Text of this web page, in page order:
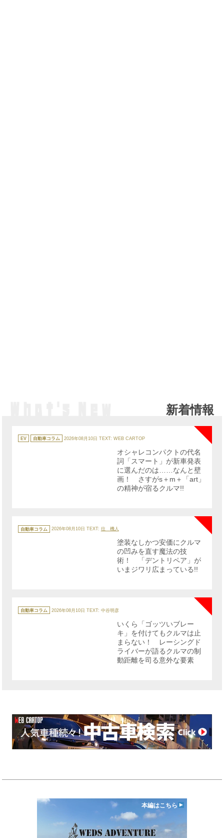
新着情報
テ
ゴ
EV 自動車コラム 2026年08月10日 TEXT: WEB CARTOP
NEW
オシャレコンパクトの代名
詞「スマート」が新車発表
に選んだのは……なんと壁
画！ さすがs＋m＋「art」
の精神が宿るクルマ!!
テ
ゴ
自動車コラム 2026年08月10日 TEXT: 往 機人
塗装なしかつ安価にクルマ
の凹みを直す魔法の技
術！ 「デントリペア」が
いまジワリ広まっている!!
テ
ゴ
自動車コラム 2026年08月10日 TEXT: 中谷明彦
いくら「ゴッツいブレー
キ」を付けてもクルマは止
まらない！ レーシングド
ライバーが語るクルマの制
動距離を司る意外な要素
本編はこちら